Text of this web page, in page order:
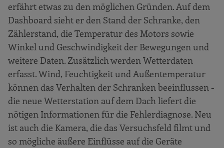
erfährt etwas zu den möglichen Gründen. Auf dem
Dashboard sieht er den Stand der Schranke, den
Zählerstand, die Temperatur des Motors sowie
Winkel und Geschwindigkeit der Bewegungen und
weitere Daten. Zusätzlich werden Wetterdaten
erfasst. Wind, Feuchtigkeit und Außentemperatur
können das Verhalten der Schranken beeinflussen -
die neue Wetterstation auf dem Dach liefert die
nötigen Informationen für die Fehlerdiagnose. Neu
ist auch die Kamera, die das Versuchsfeld filmt und
so mögliche äußere Einflüsse auf die Geräte